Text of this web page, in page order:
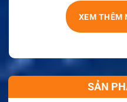
XEM THÊM
SẢN